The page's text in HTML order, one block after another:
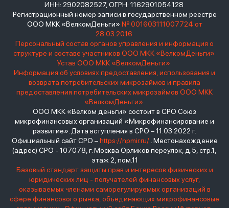
ИНН: 2902082527, ОГРН: 1162901054128
Регистрационный номер записи в государственном реестре
ООО МКК «ВелкомДеньги» № 001603111007724 от
28.03.2016
Персональный состав органов управления и информация о
структуре и составе участников ООО МКК «ВелкомДеньги»
Устав ООО МКК «ВелкомДеньги»
Информация об условиях предоставления, использования и
возврата потребительских микрозаймов и правила
предоставления потребительских микрозаймов ООО МКК
«ВелкомДеньги»
ООО МКК «Велком деньги» состоит в СРО Союз
микрофинансовых организаций «Микрофинансирование и
развитие». Дата вступления в СРО – 11.03.2022 г.
Официальный сайт СРО –https://npmir.ru/. Местонахождение
(адрес) СРО - 107078, г. Москва Орликов переулок, д.5, стр.1,
этаж 2, пом.11
Базовый стандарт защиты прав и интересов физических и
юридических лиц - получателей финансовых услуг,
оказываемых членами саморегулируемых организаций в
сфере финансового рынка, объединяющих микрофинансовые